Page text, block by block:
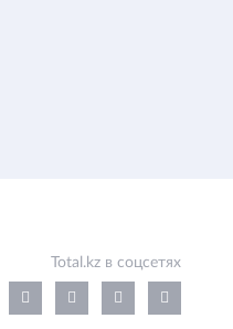
Total.kz в соцсетях